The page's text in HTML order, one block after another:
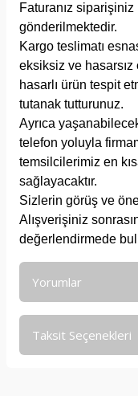
Faturanız
gönderilmektedir.
Kargo teslimatı
eksiksiz ve
hasarlı ürün tespit
tutanak tutturunuz.
Ayrıca
telefon yoluyla
temsilcilerimiz en
sağlayacaktır.
Sizlerin görüş ve
Alışverişiniz
değerlendirmede
Yorumlar
Taksit Seçenekleri